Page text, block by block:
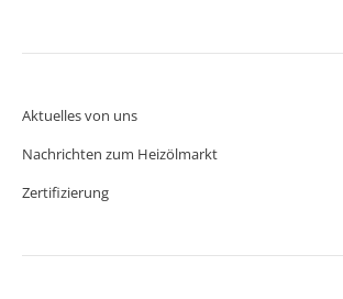
Aktuelles von uns
Nachrichten zum Heizölmarkt
Zertifizierung